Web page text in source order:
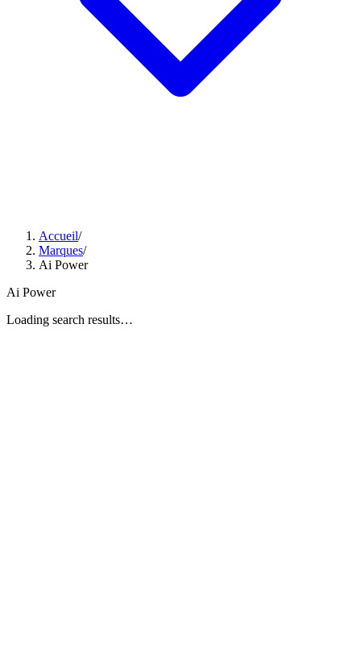
Accueil/
Marques/
Ai Power
Ai Power
Loading search results…